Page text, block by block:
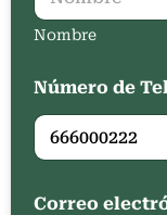
Nombre
Número de
Correo